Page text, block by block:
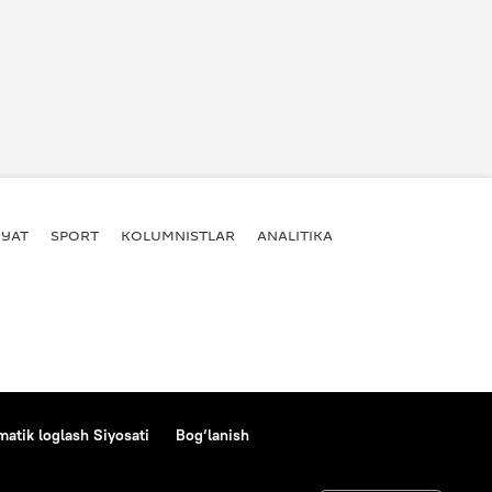
SPORT KOLUMNISTLAR ANALITIKA
loglash Siyosati Bog‘lanish